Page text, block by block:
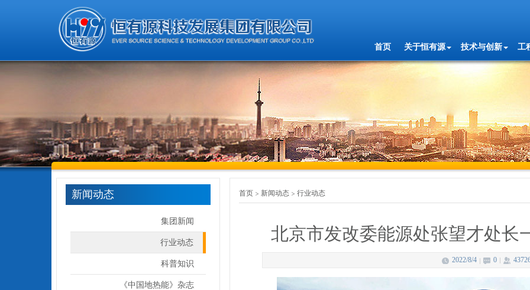
首页 关于恒有源 技术与创新 工
新闻动态
集团新闻
行业动态
科普知识
《中国地热能》杂志
首页 新闻动态 行业动态
北京市发改委能源处张望才处长
2022/8/4 0